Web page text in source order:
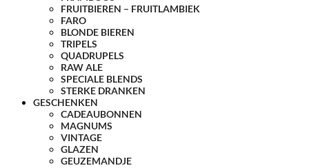
FRUITBIEREN – FRUITLAMBIEK
FARO
BLONDE BIEREN
TRIPELS
QUADRUPELS
RAW ALE
SPECIALE BLENDS
STERKE DRANKEN
GESCHENKEN
CADEAUBONNEN
MAGNUMS
VINTAGE
GLAZEN
GEUZEMANDJE